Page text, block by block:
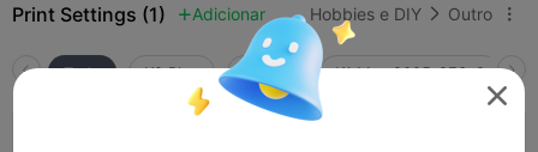
Print Settings (1)  Adicionar Hobbies e DIY  Outro 
Tudo K2 Plus K2 Pro K1 Max 2025_CFS-C
